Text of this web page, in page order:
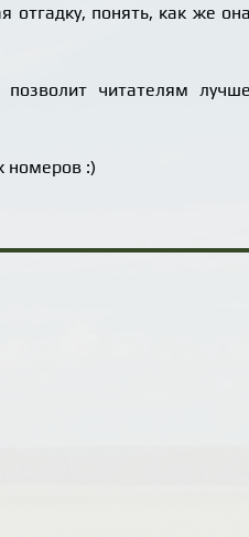
отгадку, понять, как же она
читателям лучше
номеров :)